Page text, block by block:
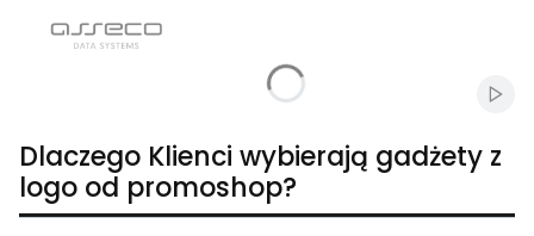
Dlaczego Klienci wybierają gadżety z
logo od promoshop?